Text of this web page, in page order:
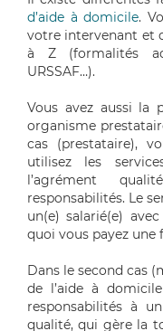
d’aide à domicile.
votre intervenant et
à Z (formalités
URSSAF…).
Vous avez aussi la
organisme
cas (prestataire),
utilisez les
l’agrément
responsabilités. Le
un(e) salarié(e)
quoi vous payez une
Dans le second cas
de l’aide à
responsabilités à
qualité, qui gère la